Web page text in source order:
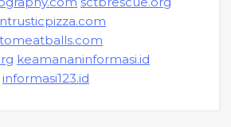
keamananinformasi.id
informasi123.id